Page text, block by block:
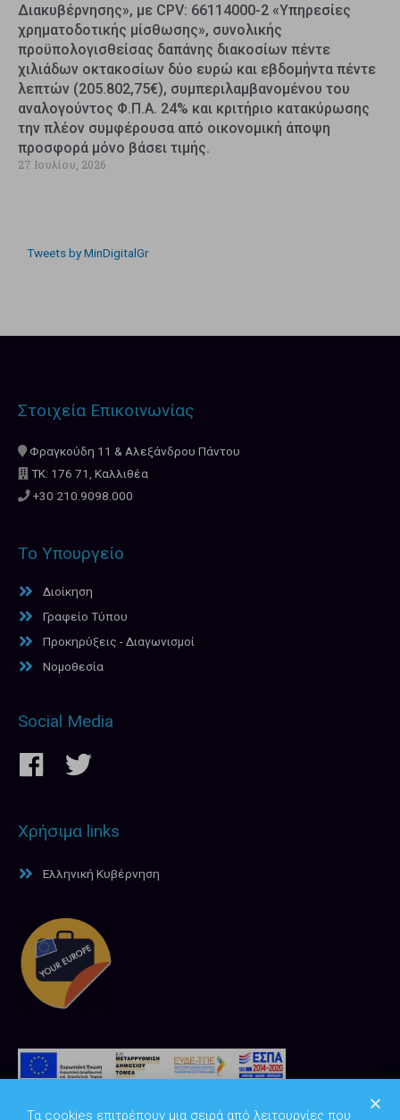
Διακυβέρνησης», με CPV: 66114000-2 «Υπηρεσίες
χρηματοδοτικής μίσθωσης», συνολικής
προϋπολογισθείσας δαπάνης διακοσίων πέντε
χιλιάδων οκτακοσίων δύο ευρώ και εβδομήντα πέντε
λεπτών (205.802,75€), συμπεριλαμβανομένου του
αναλογούντος Φ.Π.Α. 24% και κριτήριο κατακύρωσης
την πλέον συμφέρουσα από οικονομική άποψη
προσφορά μόνο βάσει τιμής.
27 Ιουλίου, 2026
Tweets by MinDigitalGr
Στοιχεία Επικοινωνίας
Φραγκούδη 11 & Αλεξάνδρου Πάντου
ΤΚ: 176 71, Καλλιθέα
+30 210.9098.000
Το Υπουργείο
Διοίκηση
Γραφείο Τύπου
Προκηρύξεις - Διαγωνισμοί
Νομοθεσία
Social Media
Χρήσιμα links
Ελληνική Κυβέρνηση
Τα cookies επιτρέπουν μια σειρά από λειτουργίες που